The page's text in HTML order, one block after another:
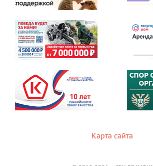
Карта сайта